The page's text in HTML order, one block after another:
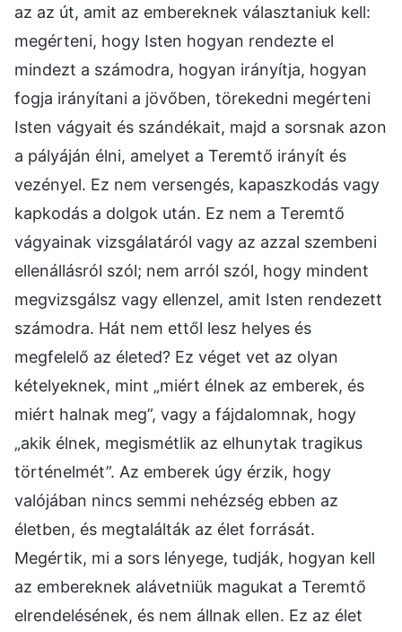
az az út, amit az embereknek választaniuk kell:
megérteni, hogy Isten hogyan rendezte el
mindezt a számodra, hogyan irányítja, hogyan
fogja irányítani a jövőben, törekedni megérteni
Isten vágyait és szándékait, majd a sorsnak azon
a pályáján élni, amelyet a Teremtő irányít és
vezényel. Ez nem versengés, kapaszkodás vagy
kapkodás a dolgok után. Ez nem a Teremtő
vágyainak vizsgálatáról vagy az azzal szembeni
ellenállásról szól; nem arról szól, hogy mindent
megvizsgálsz vagy ellenzel, amit Isten rendezett
számodra. Hát nem ettől lesz helyes és
megfelelő az életed? Ez véget vet az olyan
kételyeknek, mint „miért élnek az emberek, és
miért halnak meg”, vagy a fájdalomnak, hogy
„akik élnek, megismétlik az elhunytak tragikus
történelmét”. Az emberek úgy érzik, hogy
valójában nincs semmi nehézség ebben az
életben, és megtalálták az élet forrását.
Megértik, mi a sors lényege, tudják, hogyan kell
az embereknek alávetniük magukat a Teremtő
elrendelésének, és nem állnak ellen. Ez az élet